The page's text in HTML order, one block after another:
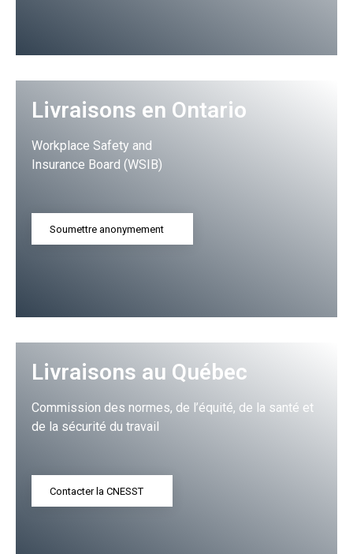
Livraisons en Ontario
Workplace Safety and
Insurance Board (WSIB)
Soumettre anonymement
Livraisons au Québec
Commission des normes, de l’équité, de la santé et
de la sécurité du travail
Contacter la CNESST